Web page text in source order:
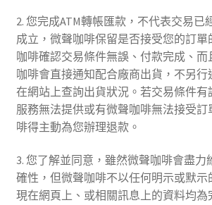
2. 您完成ATM轉帳匯款，不代表交易已
成立，微聲咖啡保留是否接受您的訂單
咖啡確認交易條件無誤、付款完成、而
咖啡會直接通知配合廠商出貨，不另行
在網站上查詢出貨狀況。若交易條件有
服務無法提供或有微聲咖啡無法接受訂
啡得主動為您辦理退款。
3. 您了解並同意，雖然微聲咖啡會盡力
確性，但微聲咖啡不以任何明示或默示
現在網頁上、或相關訊息上的資料均為